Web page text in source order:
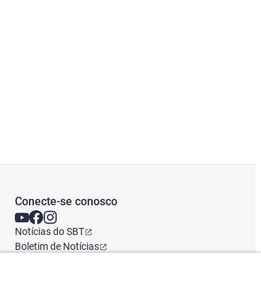
Conecte-se conosco
Notícias do SBT
Boletim de Notícias